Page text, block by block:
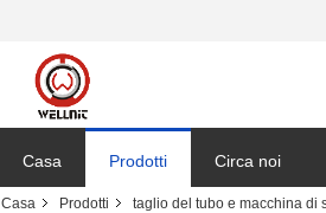
Casa Prodotti Circa noi
Casa Prodotti taglio del tubo e macchina di